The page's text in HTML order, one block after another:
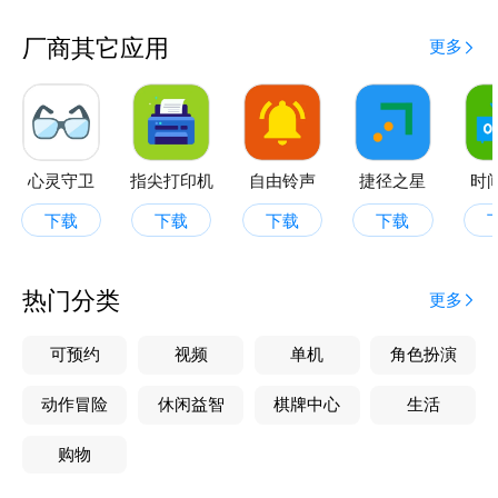
厂商其它应用 更多
心灵守卫
下载
指尖打印机
下载
自由铃声
下载
捷径之星
下载
时
热门分类 更多
可预约 视频 单机 角色扮演
动作冒险 休闲益智 棋牌中心 生活
购物